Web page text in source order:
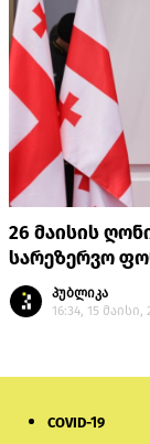
26 მაისის
სარეზერვო
პუბლიკა
16:34, 15 მაისი,
COVID-19